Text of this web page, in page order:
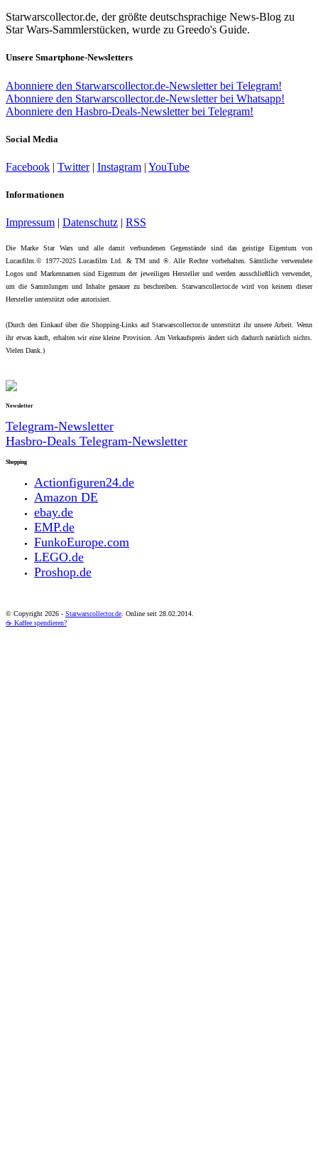
Starwarscollector.de, der größte deutschsprachige News-Blog zu
Star Wars-Sammlerstücken, wurde zu Greedo's Guide.
Unsere Smartphone-Newsletters
Abonniere den Starwarscollector.de-Newsletter bei Telegram!
Abonniere den Starwarscollector.de-Newsletter bei Whatsapp!
Abonniere den Hasbro-Deals-Newsletter bei Telegram!
Social Media
Facebook | Twitter| Instagram | YouTube
Informationen
Impressum | Datenschutz | RSS
Die Marke Star Wars und alle damit verbundenen Gegenstände sind das geistige Eigentum von
Lucasfilm.© 1977-2025 Lucasfilm Ltd. & TM und ®. Alle Rechte vorbehalten. Sämtliche verwendete
Logos und Markennamen sind Eigentum der jeweiligen Hersteller und werden ausschließlich verwendet,
um die Sammlungen und Inhalte genauer zu beschreiben. Starwarscollector.de wird von keinem dieser
Hersteller unterstützt oder autorisiert.
(Durch den Einkauf über die Shopping-Links auf Starwarscollector.de unterstützt ihr unsere Arbeit. Wenn
ihr etwas kauft, erhalten wir eine kleine Provision. Am Verkaufspreis ändert sich dadurch natürlich nichts.
Vielen Dank.)
Newsletter
Telegram-Newsletter
Hasbro-Deals Telegram-Newsletter
Shopping
Actionfiguren24.de
Amazon DE
ebay.de
EMP.de
FunkoEurope.com
LEGO.de
Proshop.de
© Copyright 2026 - Starwarscollector.de . Online seit 28.02.2014.
☕ Kaffee spendieren?